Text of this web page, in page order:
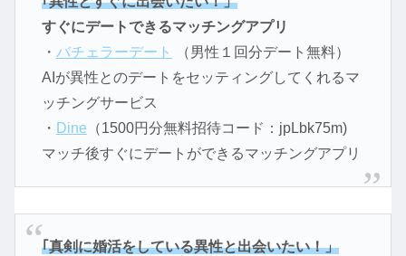
すぐにデートできるマッチングアプリ
・ バチェラーデート
（男性１回分デート無料）
AIが異性とのデートをセッティングしてくれるマ
ッチングサービス
・ Dine （1500円分無料招待コード：jpLbk75m)
マッチ後すぐにデートができるマッチングアプリ
｢真剣に婚活をしている異性と出会いたい！」